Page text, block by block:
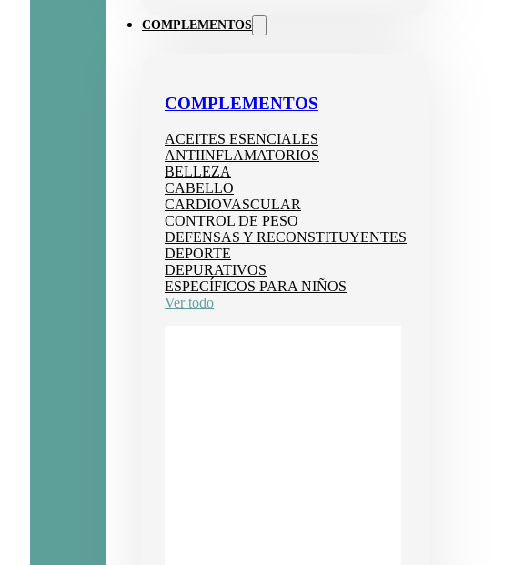
COMPLEMENTOS
COMPLEMENTOS
ACEITES ESENCIALES
ANTIINFLAMATORIOS
BELLEZA
CABELLO
CARDIOVASCULAR
CONTROL DE PESO
DEFENSAS Y RECONSTITUYENTES
DEPORTE
DEPURATIVOS
ESPECÍFICOS PARA NIÑOS
Ver todo